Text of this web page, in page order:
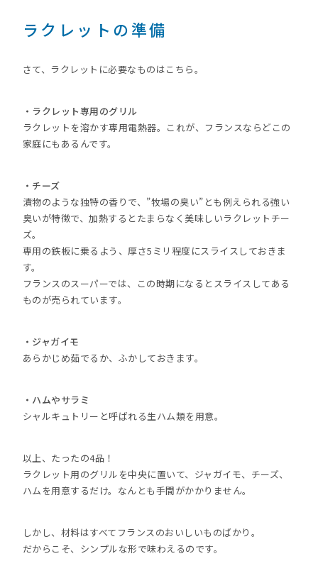
ラクレットの準備
さて、ラクレットに必要なものはこちら。
・ラクレット専用のグリル
ラクレットを溶かす専用電熱器。これが、フランスならどこの
家庭にもあるんです。
・チーズ
漬物のような独特の香りで、”牧場の臭い”とも例えられる強い
臭いが特徴で、加熱するとたまらなく美味しいラクレットチー
ズ。
専用の鉄板に乗るよう、厚さ5ミリ程度にスライスしておきま
す。
フランスのスーパーでは、この時期になるとスライスしてある
ものが売られています。
・ジャガイモ
あらかじめ茹でるか、ふかしておきます。
・ハムやサラミ
シャルキュトリーと呼ばれる生ハム類を用意。
以上、たったの4品！
ラクレット用のグリルを中央に置いて、ジャガイモ、チーズ、
ハムを用意するだけ。なんとも手間がかかりません。
しかし、材料はすべてフランスのおいしいものばかり。
だからこそ、シンプルな形で味わえるのです。